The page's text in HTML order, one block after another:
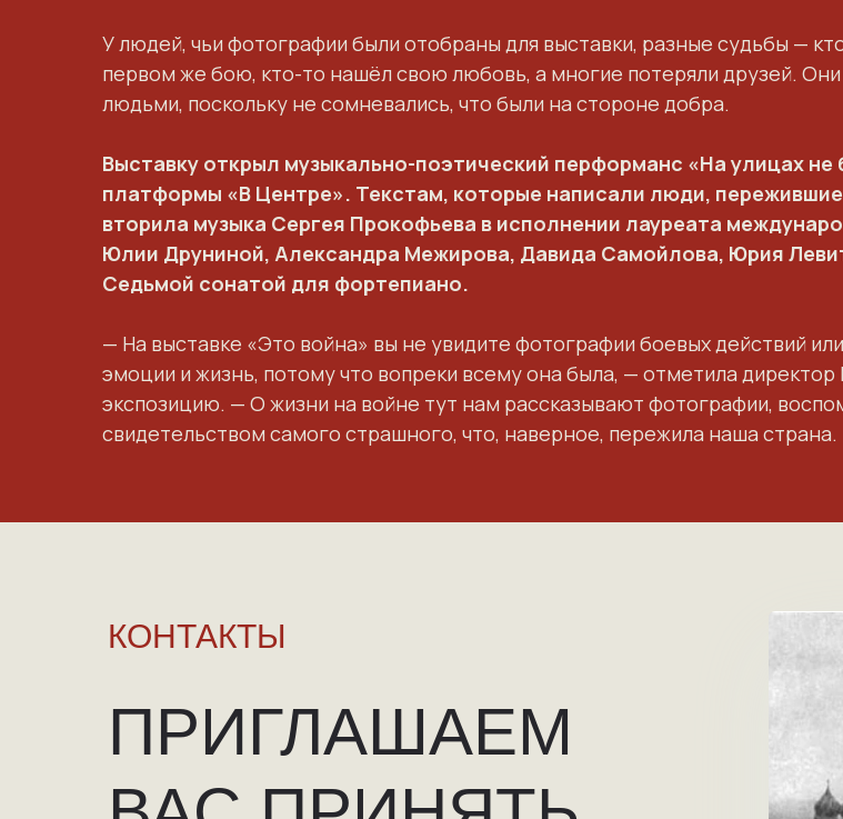
У людей, чьи фотографии были отобраны для выставки, разные судьбы —
первом же бою, кто-то нашёл свою любовь, а многие потеряли друзей.
людьми, поскольку не сомневались, что были на стороне добра.
Выставку открыл музыкально-поэтический перформанс «На улицах
платформы «В Центре». Текстам, которые написали люди,
вторила музыка Сергея Прокофьева в исполнении лауреата
Юлии Друниной, Александра Межирова, Давида Самойлова, Юрия
Седьмой сонатой для фортепиано.
— На выставке «Это война» вы не увидите фотографии боевых действий
эмоции и жизнь, потому что вопреки всему она была, — отметила
экспозицию. — О жизни на войне тут нам рассказывают фотографии,
свидетельством самого страшного, что, наверное, пережила наша страна.
КОНТАКТЫ
ПРИГЛАШАЕМ